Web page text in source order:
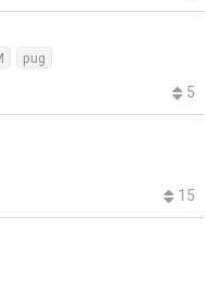
pug
5
15